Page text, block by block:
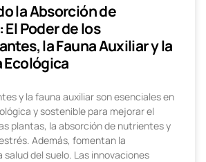
la Absorción de
Poder de los
la Fauna Auxiliar y la
y la fauna auxiliar son esenciales en
y sostenible para mejorar el
plantas, la absorción de nutrientes y
Además, fomentan la
salud del suelo. Las innovaciones